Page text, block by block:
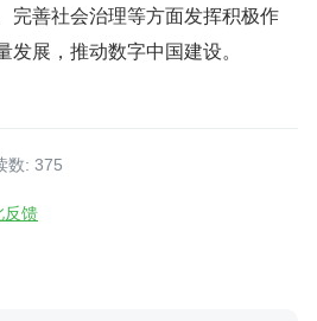
完善社会治理等方面发挥积极作
展，推动数字中国建设。
数: 375
反馈